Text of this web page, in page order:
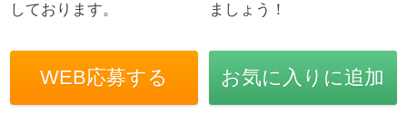
しております。
ましょう！
WEB応募する お気に入りに追加